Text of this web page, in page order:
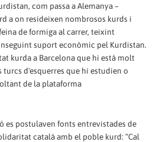
com passa a Alemanya –
a on resideixen nombrosos kurds i
de formiga al carrer, teixint
suport econòmic pel Kurdistan.
kurda a Barcelona que hi està molt
turcs d'esquerres que hi estudien o
de la plataforma
es postulaven fonts entrevistades de
català amb el poble kurd: “Cal